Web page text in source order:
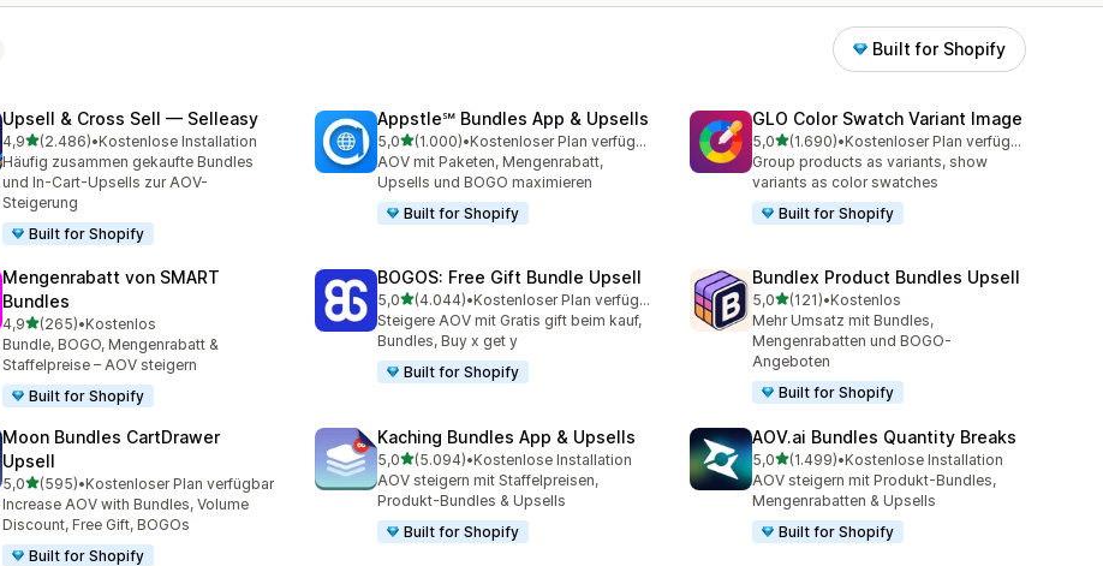
Built for Shopify
Upsell & Cross Sell — Selleasy
4,9von 5 Sternen
(2.486)
2486 Rezensionen insgesamt
•Kostenlose Installation
Häufig zusammen gekaufte Bundles
und In-Cart-Upsells zur AOV-
Steigerung
Built for Shopify
Appstle℠ Bundles App & Upsells
5,0von 5 Sternen
(1.000)
1000 Rezensionen insgesamt
•
Kostenloser Plan verfügbar
AOV mit Paketen, Mengenrabatt,
Upsells und BOGO maximieren
Built for Shopify
GLO Color Swatch Variant Image
5,0von 5 Sternen
(1.690)
1690 Rezensionen insgesamt
•
Kostenloser Plan verfügbar
Group products as variants, show
variants as color swatches
Built for Shopify
Mengenrabatt von SMART
Bundles
4,9von 5 Sternen
(265)
265 Rezensionen insgesamt
•Kostenlos
Bundle, BOGO, Mengenrabatt &
Staffelpreise – AOV steigern
Built for Shopify
BOGOS: Free Gift Bundle Upsell
5,0von 5 Sternen
(4.044)
4044 Rezensionen insgesamt
•
Kostenloser Plan verfügbar
Steigere AOV mit Gratis gift beim kauf,
Bundles, Buy x get y
Built for Shopify
Bundlex Product Bundles Upsell
5,0von 5 Sternen
(121)
121 Rezensionen insgesamt
•Kostenlos
Mehr Umsatz mit Bundles,
Mengenrabatten und BOGO-
Angeboten
Built for Shopify
Moon Bundles CartDrawer
Upsell
5,0von 5 Sternen
(595)
595 Rezensionen insgesamt
•Kostenloser Plan verfügbar
Increase AOV with Bundles, Volume
Discount, Free Gift, BOGOs
Built for Shopify
Kaching Bundles App & Upsells
5,0von 5 Sternen
(5.094)
5094 Rezensionen insgesamt
•Kostenlose Installation
AOV steigern mit Staffelpreisen,
Produkt-Bundles & Upsells
Built for Shopify
AOV.ai Bundles Quantity Breaks
5,0von 5 Sternen
(1.499)
1499 Rezensionen insgesamt
•Kostenlose Installation
AOV steigern mit Produkt-Bundles,
Mengenrabatten & Upsells
Built for Shopify